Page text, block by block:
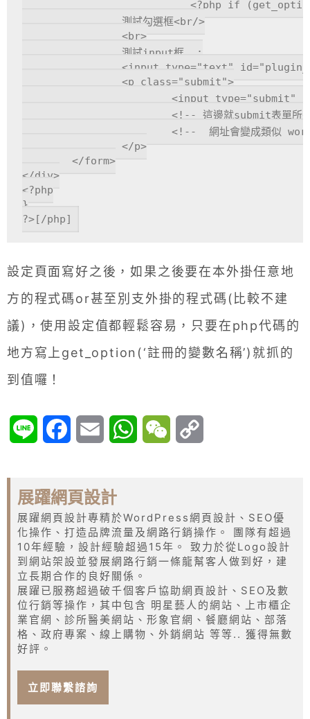
</div>
<?php
}
?>[/php]
設定頁面寫好之後，如果之後要在本外掛任意地
方的程式碼or甚至別支外掛的程式碼(比較不建
議)，使用設定值都輕鬆容易，只要在php代碼的
地方寫上get_option(‘註冊的變數名稱’)就抓的
到值囉！
Line FacebookEmail WhatsApp
WeChat
展躍網頁設計
展躍網頁設計專精於WordPress網頁設計、SEO優
化操作、打造品牌流量及網路行銷操作。 團隊有超過
10年經驗，設計經驗超過15年。 致力於從Logo設計
到網站架設並發展網路行銷一條龍幫客人做到好，建
立長期合作的良好關係。
展躍已服務超過破千個客戶協助網頁設計、SEO及數
位行銷等操作，其中包含 明星藝人的網站、上市櫃企
業官網、診所醫美網站、形象官網、餐廳網站、部落
格、政府專案、線上購物、外銷網站 等等.. 獲得無數
好評。
立即聯繫諮詢